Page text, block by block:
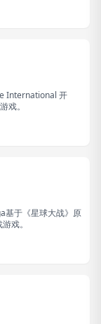
International 开
戏。
基于《星球大战》原
戏。